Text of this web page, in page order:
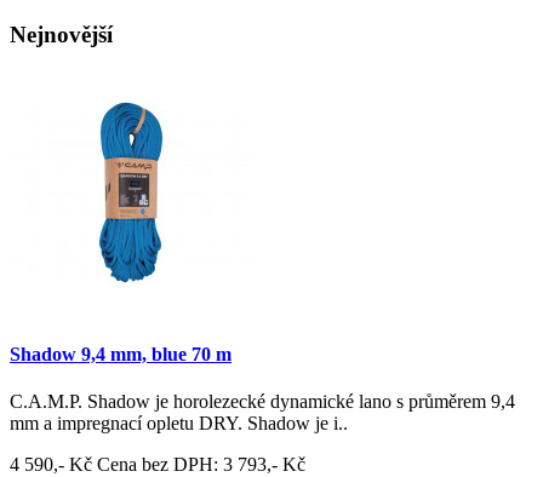
Nejnovější
Shadow 9,4 mm, blue 70 m
C.A.M.P. Shadow je horolezecké dynamické lano s průměrem 9,4
mm a impregnací opletu DRY. Shadow je i..
4 590,- Kč Cena bez DPH: 3 793,- Kč